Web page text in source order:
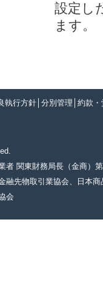
設定し
ます。
執行方針 分別管理 約款・
者 関東財務局長（金商）
融先物取引業協会、日本
会